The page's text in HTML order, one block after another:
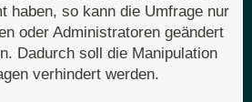
haben, so kann die Umfrage nur
oder Administratoren geändert
Dadurch soll die Manipulation
verhindert werden.